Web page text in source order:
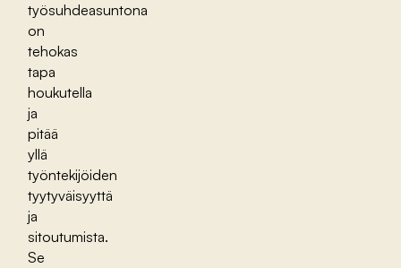
työsuhdeasuntona
on
tehokas
tapa
houkutella
ja
pitää
yllä
työntekijöiden
tyytyväisyyttä
ja
sitoutumista.
Se